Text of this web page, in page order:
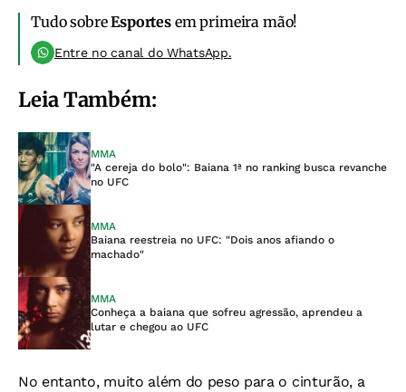
Tudo sobreEsportesem primeira mão!
Entre no canal do WhatsApp.
Leia Também:
MMA
"A cereja do bolo": Baiana 1ª no ranking busca revanche
no UFC
MMA
Baiana reestreia no UFC: "Dois anos afiando o
machado"
MMA
Conheça a baiana que sofreu agressão, aprendeu a
lutar e chegou ao UFC
No entanto, muito além do peso para o cinturão, a